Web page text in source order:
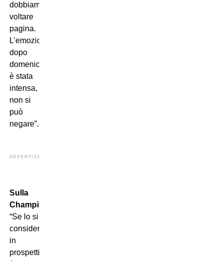
dobbiamo
voltare
pagina.
L’emozione
dopo
domenica
è stata
intensa,
non si
può
negare”.
ADVERTISEMENT
Sulla
Champions.
“Se lo si
considera
in
prospettiva,